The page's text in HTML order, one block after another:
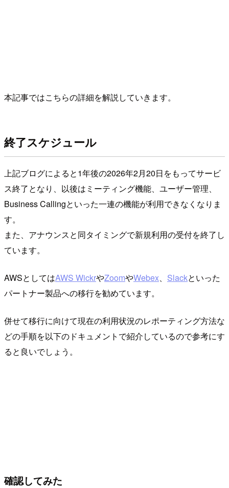
本記事ではこちらの詳細を解説していきます。
終了スケジュール
上記ブログによると1年後の2026年2月20日をもってサービ
ス終了となり、以後はミーティング機能、ユーザー管理、
Business Callingといった一連の機能が利用できなくなりま
す。
また、アナウンスと同タイミングで新規利用の受付を終了し
ています。
AWSとしてはAWS WickrやZoomやWebex、 Slackといった
パートナー製品への移行を勧めています。
併せて移行に向けて現在の利用状況のレポーティング方法な
どの手順を以下のドキュメントで紹介しているので参考にす
ると良いでしょう。
確認してみた